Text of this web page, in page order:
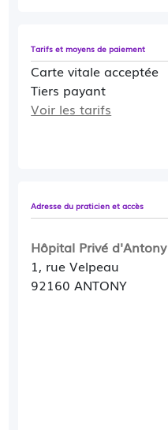
Tarifs et moyens de paiement
Carte vitale acceptée
Tiers payant
Voir les tarifs
Adresse du praticien et accès
Hôpital Privé d'Antony
1, rue Velpeau
92160 ANTONY